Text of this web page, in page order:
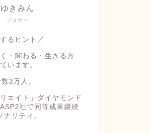
ブロガー
ゆきみん
るヒント／
・関わる・生きる方
います。
3万人。
エイト」ダイヤモンド
社で同等成果継続
リティ。